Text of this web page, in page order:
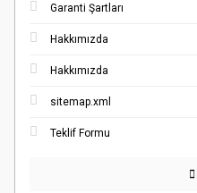
Garanti Şartları
Hakkımızda
Hakkımızda
sitemap.xml
Teklif Formu